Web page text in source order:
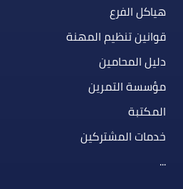
هياكل الفرع
قوانين تنظيم المهنة
دليل المحامين
مؤسسة التمرين
المكتبة
خدمات المشتركين
...